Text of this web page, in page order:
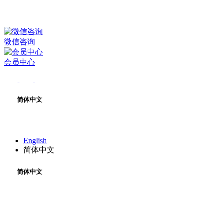
微信咨询
会员中心
简体中文
English
简体中文
简体中文